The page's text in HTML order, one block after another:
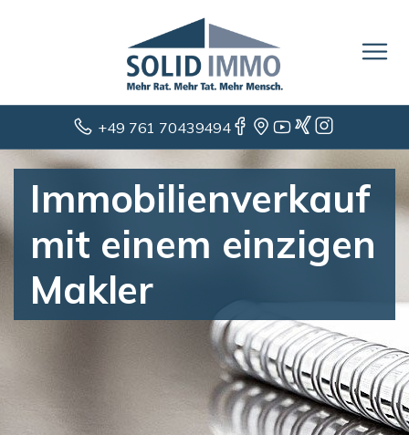
+49 761 70439494
Immobilienverkauf
mit einem einzigen
Makler